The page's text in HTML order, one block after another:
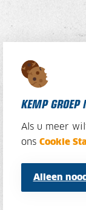
KEMP GROEP
Als u meer
ons Cookie
Alleen